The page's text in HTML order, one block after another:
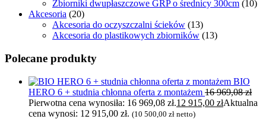
Zbiorniki dwupłaszczowe GRP o średnicy 300cm (10)
Akcesoria (20)
Akcesoria do oczyszczalni ścieków (13)
Akcesoria do plastikowych zbiorników (13)
Polecane produkty
BIO
HERO 6 + studnia chłonna oferta z montażem 16 969,08zł
Pierwotna cena wynosiła: 16 969,08 zł.12 915,00 złAktualna
cena wynosi: 12 915,00 zł. (10 500,00 zł netto)